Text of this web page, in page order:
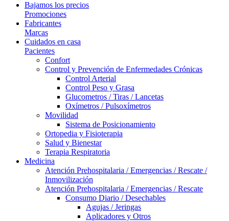
Bajamos los precios
Promociones
Fabricantes
Marcas
Cuidados en casa
Pacientes
Confort
Control y Prevención de Enfermedades Crónicas
Control Arterial
Control Peso y Grasa
Glucometros / Tiras / Lancetas
Oxímetros / Pulsoxímetros
Movilidad
Sistema de Posicionamiento
Ortopedia y Fisioterapia
Salud y Bienestar
Terapia Respiratoria
Medicina
Atención Prehospitalaria / Emergencias / Rescate /
Inmovilización
Atención Prehospitalaria / Emergencias / Rescate
Consumo Diario / Desechables
Agujas / Jeringas
Aplicadores y Otros